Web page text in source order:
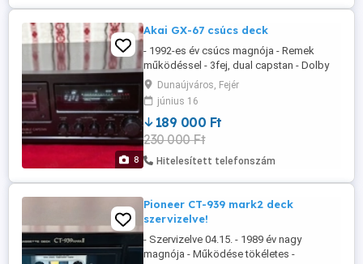
8
Akai GX-67 csúcs deck
- 1992-es év csúcs magnója - Remek
működéssel - 3fej, dual capstan - Dolby
B,C, Hx-pro - GX üvegfejjel szerelve - Kézi
kalibráció - Frekvencia átvitel: 20-
21.000hz - Posta futár automata ok.
Dunaújváros, Fejér
június 16
189 000 Ft
230 000 Ft
Hitelesített telefonszám
Pioneer CT-939 mark2 deck
szervizelve!
- Szervizelve 04.15. - 1989 év nagy
magnója - Működése tökéletes -